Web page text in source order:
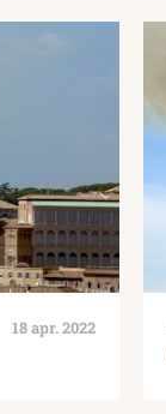
18 apr. 2022